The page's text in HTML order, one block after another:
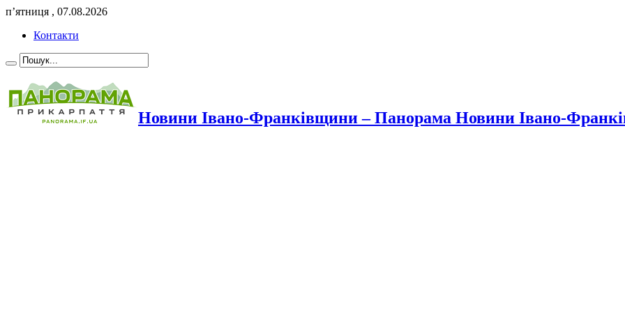
п’ятниця , 07.08.2026
Контакти
Новини Івано-Франківщини – Панорама Новини Івано-